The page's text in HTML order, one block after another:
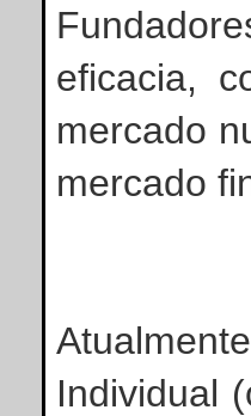
eficacia,
mercado
mercado
Individual